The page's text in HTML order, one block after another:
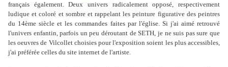
français également. Deux univers radicalement opposé, respectivement
ludique et coloré et sombre et rappelant les peinture figurative des peintres
du 14ème siècle et les commandes faites par l'église. Si j'ai aimé retrouvé
l'univers enfantin, parfois un peu déroutant de SETH, je ne suis pas sure que
les oeuvres de Vilcollet choisies pour l'exposition soient les plus accessibles,
j'ai préférée celles du site internet de l'artiste.